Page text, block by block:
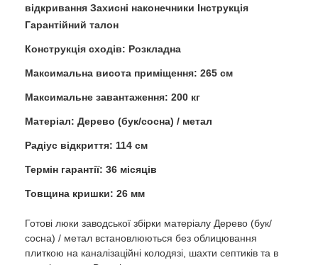
відкривання Захисні наконечники Інструкція
Гарантійний талон
Конструкція сходів: Розкладна
Максимальна висота приміщення: 265 см
Максимальне завантаження: 200 кг
Матеріал: Дерево (бук/сосна) / метал
Радіус відкриття: 114 см
Термін гарантії: 36 місяців
Товщина кришки: 26 мм
Готові люки заводської збірки матеріалу Дерево (бук/
сосна) / метал встановлюються без облицювання
плиткою на каналізаційні колодязі, шахти септиків та в